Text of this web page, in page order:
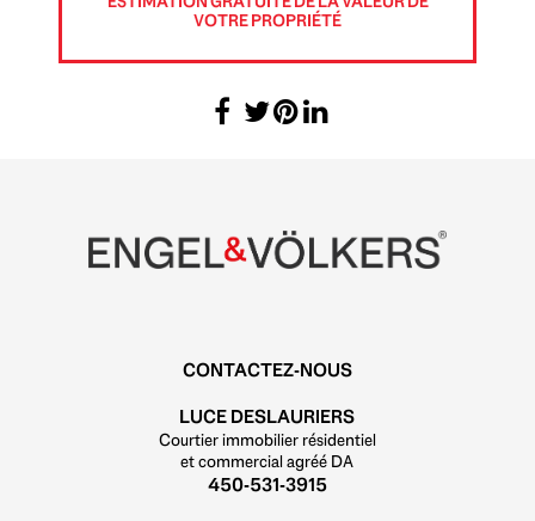
VOTRE PROPRIÉTÉ
CONTACTEZ-NOUS
LUCE DESLAURIERS
Courtier immobilier résidentiel
et commercial agréé DA
450-531-3915